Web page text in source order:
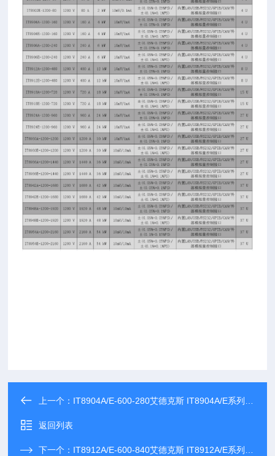
上一个： IT8904A/E-600-280艾德克斯 IT8904A/E系列大功率直流电子负载
返回列表
下一个： IT8912A/E-600-840艾德克斯 IT8912A/E系列大功率直流电子负载